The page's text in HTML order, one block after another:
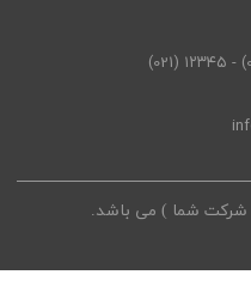
- (021) ۱۲۳۴۵